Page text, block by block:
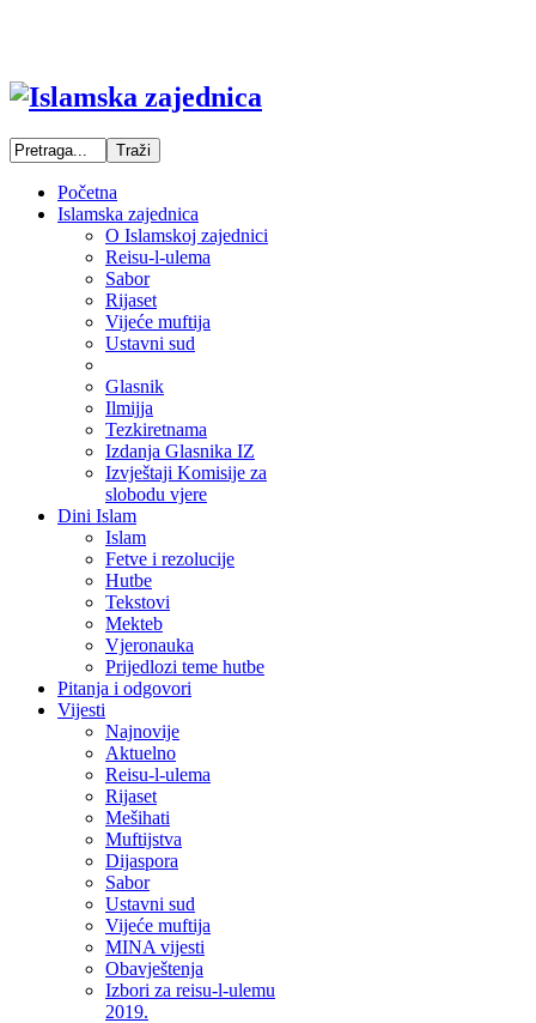
Početna
Islamska zajednica
O Islamskoj zajednici
Reisu-l-ulema
Sabor
Rijaset
Vijeće muftija
Ustavni sud
Glasnik
Ilmijja
Tezkiretnama
Izdanja Glasnika IZ
Izvještaji Komisije za
slobodu vjere
Dini Islam
Islam
Fetve i rezolucije
Hutbe
Tekstovi
Mekteb
Vjeronauka
Prijedlozi teme hutbe
Pitanja i odgovori
Vijesti
Najnovije
Aktuelno
Reisu-l-ulema
Rijaset
Mešihati
Muftijstva
Dijaspora
Sabor
Ustavni sud
Vijeće muftija
MINA vijesti
Obavještenja
Izbori za reisu-l-ulemu
2019.